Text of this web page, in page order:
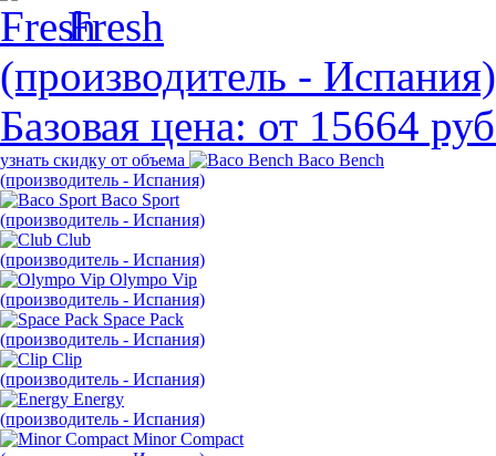
Fresh
(производитель - Испания)
Базовая цена: от 15664
узнать скидку от объема
Baco Bench
(производитель - Испания)
Baco Sport
(производитель - Испания)
Club
(производитель - Испания)
Olympo Vip
(производитель - Испания)
Space Pack
(производитель - Испания)
Clip
(производитель - Испания)
Energy
(производитель - Испания)
Minor Compact